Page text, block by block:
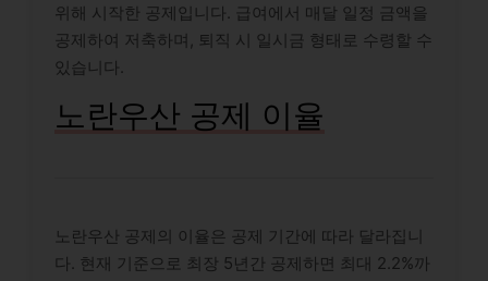
위해 시작한 공제입니다. 급여에서 매달 일정 금액을
공제하여 저축하며, 퇴직 시 일시금 형태로 수령할 수
있습니다.
노란우산 공제 이율
노란우산 공제의 이율은 공제 기간에 따라 달라집니
다. 현재 기준으로 최장 5년간 공제하면 최대 2.2%까